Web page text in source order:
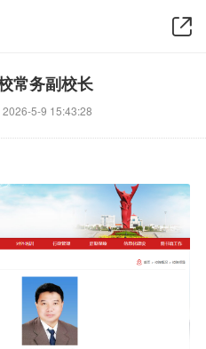
常务副校长
2026-5-9 15:43:28